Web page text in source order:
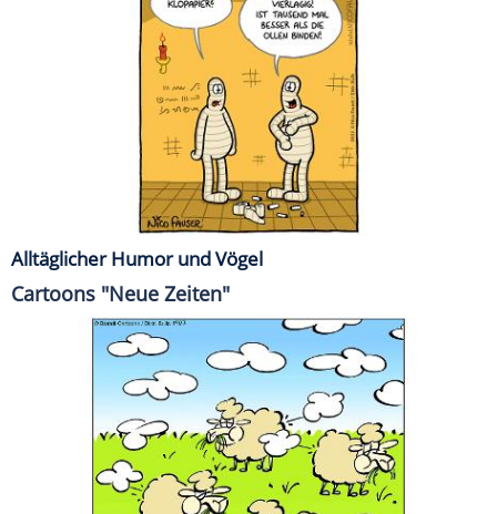
Alltäglicher Humor und Vögel
Cartoons "Neue Zeiten"